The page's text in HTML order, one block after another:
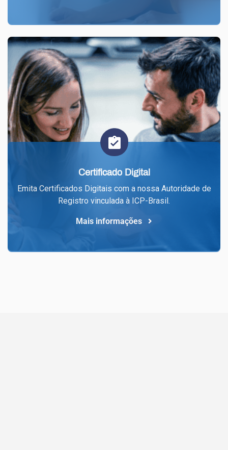
Certificado Digital
Emita Certificados Digitais com a nossa Autoridade de
Registro vinculada à ICP-Brasil.
Mais informações